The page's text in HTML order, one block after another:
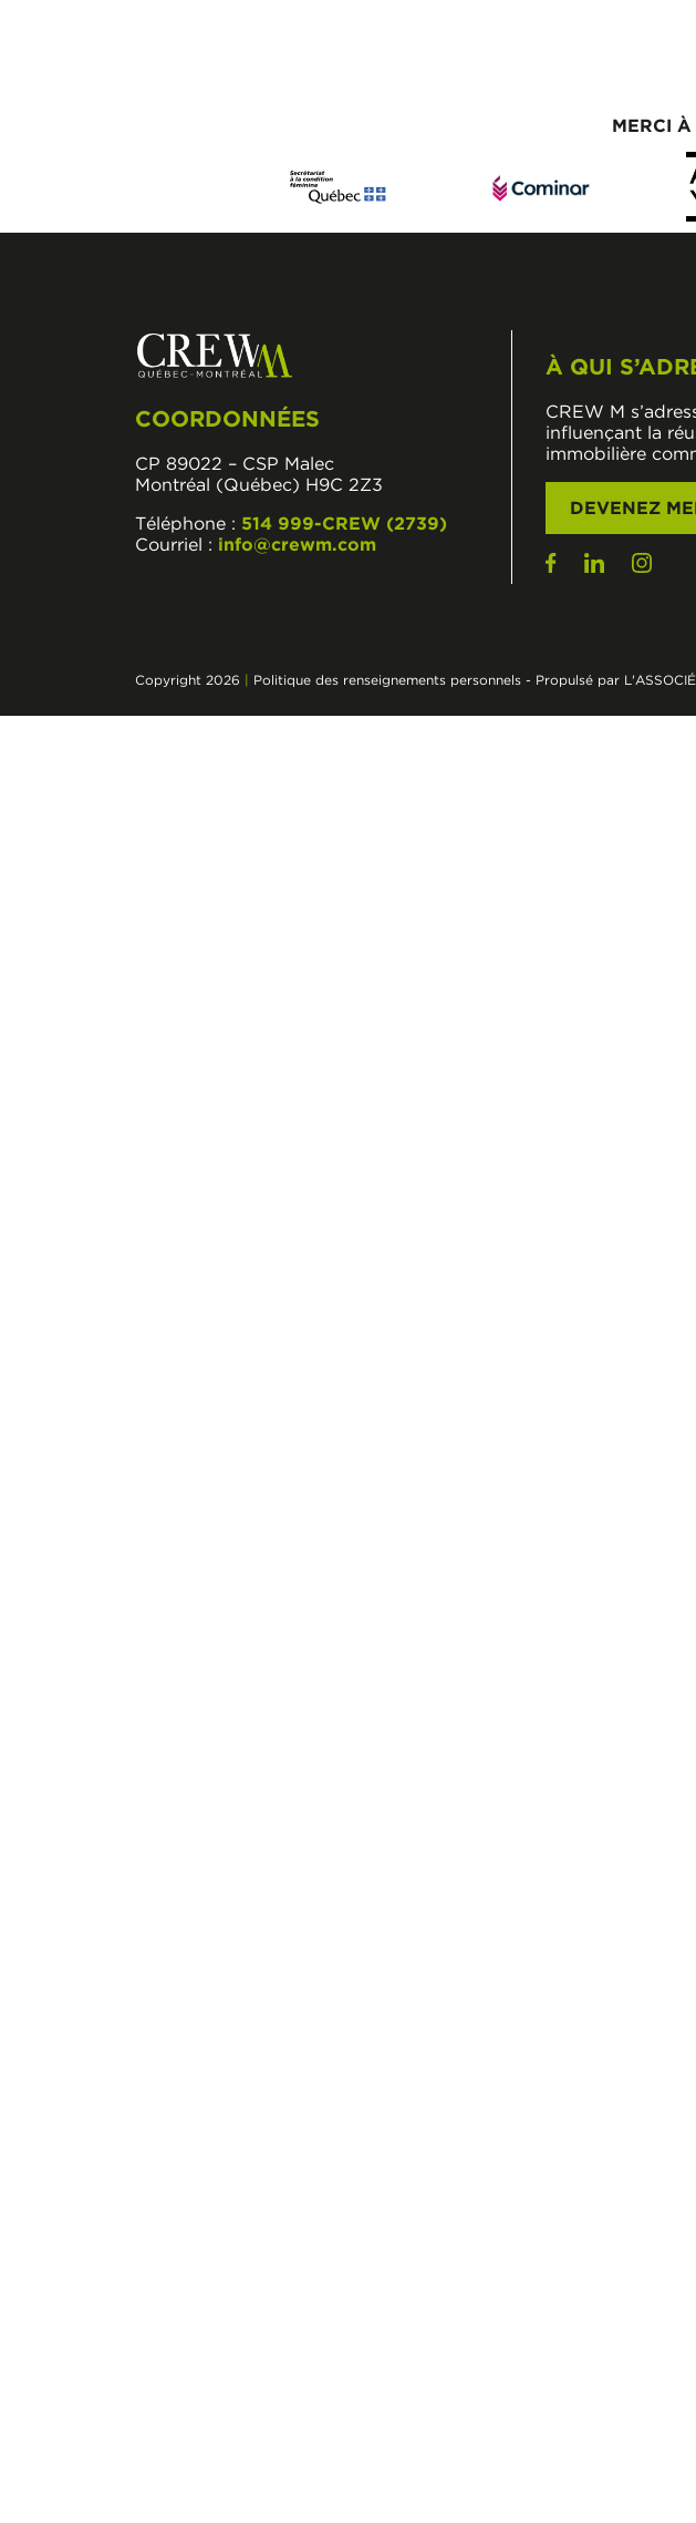
MERCI
COORDONNÉES
CP 89022 – CSP Malec
Montréal (Québec) H9C 2Z3
Téléphone : 514 999-CREW (2739)
Courriel : info@crewm.com
À QUI
CREW M
influençant la
immobilière
DEVENEZ
Copyright 2026 | Politique des renseignements personnels - Propulsé par